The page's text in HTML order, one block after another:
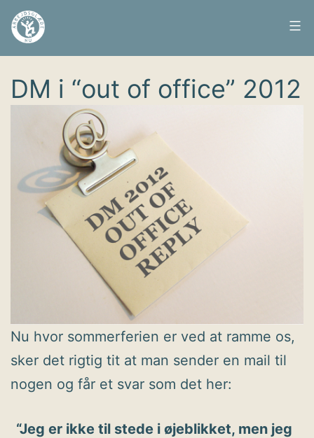
Fortsæt
Arbejdsglæde
Udgivet
DM i “out of office” 2012
Nu hvor sommerferien er ved at ramme os,
sker det rigtig tit at man sender en mail til
nogen og får et svar som det her:
Jeg er ikke til stede i øjeblikket, men jeg